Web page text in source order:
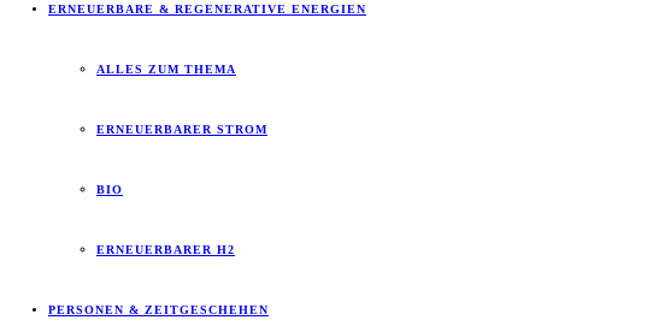
ERNEUERBARE & REGENERATIVE ENERGIEN
ALLES ZUM THEMA
ERNEUERBARER STROM
BIO
ERNEUERBARER H2
PERSONEN & ZEITGESCHEHEN